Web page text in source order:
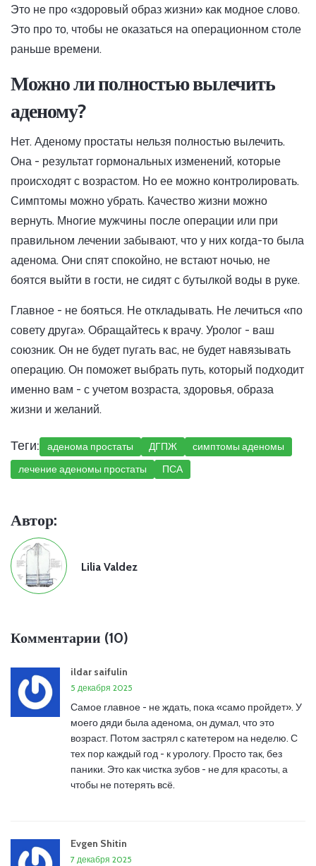
Это не про «здоровый образ жизни» как модное слово.
Это про то, чтобы не оказаться на операционном столе
раньше времени.
Можно ли полностью вылечить
аденому?
Нет. Аденому простаты нельзя полностью вылечить.
Она - результат гормональных изменений, которые
происходят с возрастом. Но ее можно контролировать.
Симптомы можно убрать. Качество жизни можно
вернуть. Многие мужчины после операции или при
правильном лечении забывают, что у них когда-то была
аденома. Они спят спокойно, не встают ночью, не
боятся выйти в гости, не сидят с бутылкой воды в руке.
Главное - не бояться. Не откладывать. Не лечиться «по
совету друга». Обращайтесь к врачу. Уролог - ваш
союзник. Он не будет пугать вас, не будет навязывать
операцию. Он поможет выбрать путь, который подходит
именно вам - с учетом возраста, здоровья, образа
жизни и желаний.
Теги: аденома простаты ДГПЖ
симптомы аденомы
лечение аденомы простаты
ПСА
Автор:
Lilia Valdez
Комментарии (10)
ildar saifulin
5 декабря 2025
Самое главное - не ждать, пока «само пройдет». У
моего дяди была аденома, он думал, что это
возраст. Потом застрял с катетером на неделю. С
тех пор каждый год - к урологу. Просто так, без
паники. Это как чистка зубов - не для красоты, а
чтобы не потерять всё.
Evgen Shitin
7 декабря 2025